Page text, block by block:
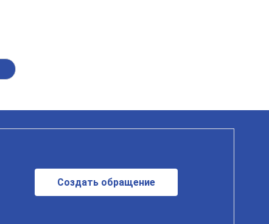
Создать обращение